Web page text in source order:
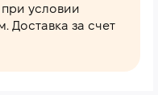
условии
Доставка за счет